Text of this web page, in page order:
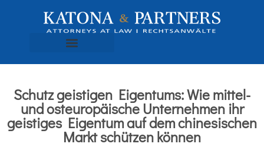
Schutz geistigen Eigentums: Wie mittel-
und osteuropäische Unternehmen ihr
geistiges Eigentum auf dem chinesischen
Markt schützen können